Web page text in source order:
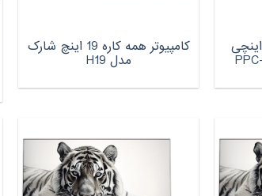
کامپیوتر همه کاره 17.3 اینچی کامپیوتر همه کاره 19 اینچ شارک
مدل H19